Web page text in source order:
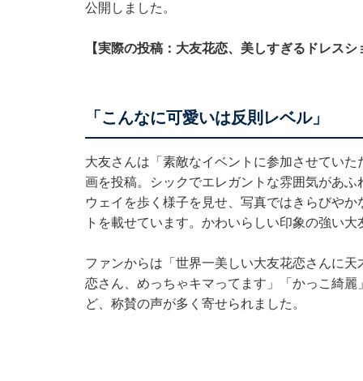
公開しました。
【実際の投稿：大友花恋、美しすぎるドレスシ
「こんなに可愛いは反則レベル」
大友さんは「素敵なイベントに参加させてい
画を投稿。シックでエレガントな雰囲気があ
ウェイを歩く様子を見せ、写真ではきらびや
トを載せています。かわいらしい印象の強い
ファンからは「世界一美しい大友花恋さんに
恋さん、めっちゃキマってます」「かっこ綺
ど、称賛の声が多く寄せられました。